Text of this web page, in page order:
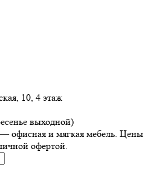
10, 4 этаж
выходной)
офисная и мягкая мебель. Цены
офертой.